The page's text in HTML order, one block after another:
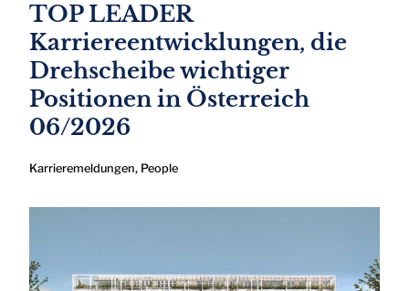
TOP LEADER
Karriereentwicklungen, die
Drehscheibe wichtiger
Positionen in Österreich
06/2026
Karrieremeldungen, People